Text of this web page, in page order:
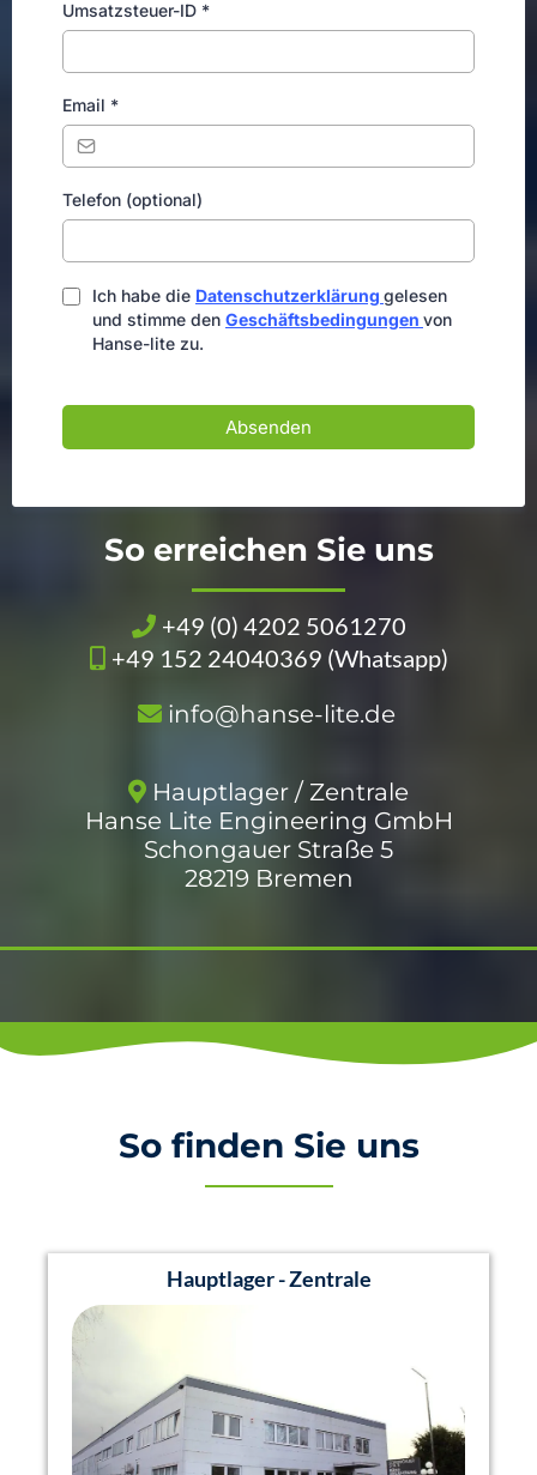
Umsatzsteuer-ID *
Email *
Telefon (optional)
Ich habe die Datenschutzerklärung gelesen
und stimme den Geschäftsbedingungen von
Hanse-lite zu.
Absenden
So erreichen Sie uns
+49 (0) 4202 5061270
+49 152 24040369 (Whatsapp)
info@hanse-lite.de
Hauptlager / Zentrale
Hanse Lite Engineering GmbH
Schongauer Straße 5
28219 Bremen
So finden Sie uns
Hauptlager - Zentrale